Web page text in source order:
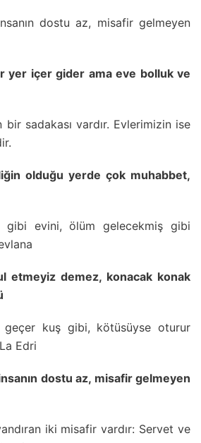
dostu az, misafir gelmeyen
yer içer gider ama eve bolluk ve
sadakası vardır. Evlerimizin ise
olduğu yerde çok muhabbet,
gibi evini, ölüm gelecekmiş gibi
etmeyiz demez, konacak konak
kuş gibi, kötüsüyse oturur
Edri
dostu az, misafir gelmeyen
iki misafir vardır: Servet ve